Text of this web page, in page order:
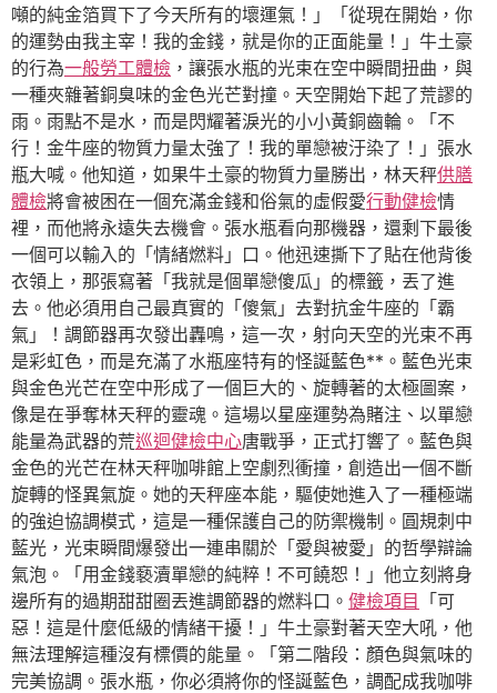
噸的純金箔買下了今天所有的壞運氣！」「從現在開始，你
的運勢由我主宰！我的金錢，就是你的正面能量！」牛土豪
的行為一般勞工體檢 ，讓張水瓶的光束在空中瞬間扭曲，與
一種夾雜著銅臭味的金色光芒對撞。天空開始下起了荒謬的
雨。雨點不是水，而是閃耀著淚光的小小黃銅齒輪。「不
行！金牛座的物質力量太強了！我的單戀被汙染了！」張水
瓶大喊。他知道，如果牛土豪的物質力量勝出，林天秤供膳
體檢將會被困在一個充滿金錢和俗氣的虛假愛行動健檢情
裡，而他將永遠失去機會。張水瓶看向那機器，還剩下最後
一個可以輸入的「情緒燃料」口。他迅速撕下了貼在他背後
衣領上，那張寫著「我就是個單戀傻瓜」的標籤，丟了進
去。他必須用自己最真實的「傻氣」去對抗金牛座的「霸
氣」！調節器再次發出轟鳴，這一次，射向天空的光束不再
是彩虹色，而是充滿了水瓶座特有的怪誕藍色**。藍色光束
與金色光芒在空中形成了一個巨大的、旋轉著的太極圖案，
像是在爭奪林天秤的靈魂。這場以星座運勢為賭注、以單戀
能量為武器的荒巡迴健檢中心唐戰爭，正式打響了。藍色與
金色的光芒在林天秤咖啡館上空劇烈衝撞，創造出一個不斷
旋轉的怪異氣旋。她的天秤座本能，驅使她進入了一種極端
的強迫協調模式，這是一種保護自己的防禦機制。圓規刺中
藍光，光束瞬間爆發出一連串關於「愛與被愛」的哲學辯論
氣泡。「用金錢褻瀆單戀的純粹！不可饒恕！」他立刻將身
邊所有的過期甜甜圈丟進調節器的燃料口。 健檢項目
「可
惡！這是什麼低級的情緒干擾！」牛土豪對著天空大吼，他
無法理解這種沒有標價的能量。「第二階段：顏色與氣味的
完美協調。張水瓶，你必須將你的怪誕藍色，調配成我咖啡